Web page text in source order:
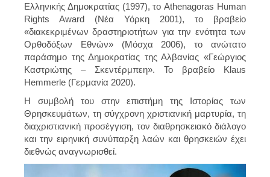
Ελληνικής Δημοκρατίας (1997), το Athenagoras Human
Rights Award (Νέα Υόρκη 2001), το βραβείο
«διακεκριμένων δραστηριοτήτων για την ενότητα των
Ορθοδόξων Εθνών» (Μόσχα 2006), το ανώτατο
παράσημο της Δημοκρατίας της Αλβανίας «Γεώργιος
Καστριώτης – Σκεντέρμπεη». Το βραβείο Klaus
Hemmerle (Γερμανία 2020).
Η συμβολή του στην επιστήμη της Ιστορίας των
Θρησκευμάτων, τη σύγχρονη χριστιανική μαρτυρία, τη
διαχριστιανική προσέγγιση, τον διαθρησκειακό διάλογο
και την ειρηνική συνύπαρξη λαών και θρησκειών έχει
διεθνώς αναγνωρισθεί.